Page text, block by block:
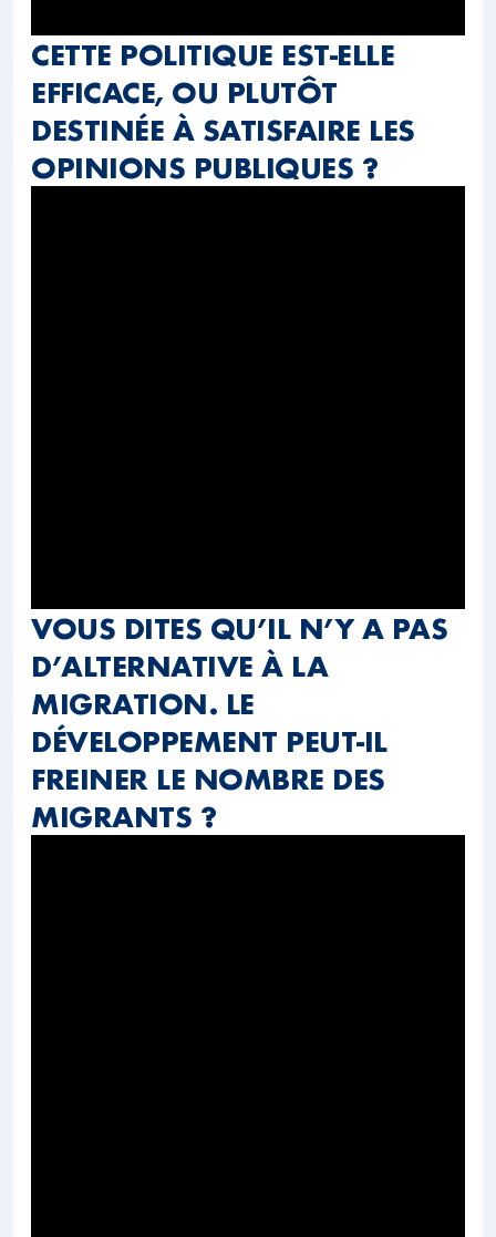
CETTE POLITIQUE EST-ELLE
EFFICACE, OU PLUTÔT
DESTINÉE À SATISFAIRE LES
OPINIONS PUBLIQUES ?
VOUS DITES QU’IL N’Y A PAS
D’ALTERNATIVE À LA
MIGRATION. LE
DÉVELOPPEMENT PEUT-IL
FREINER LE NOMBRE DES
MIGRANTS ?